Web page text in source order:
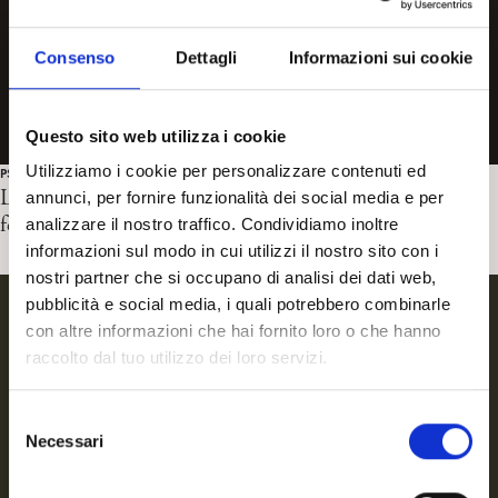
Consenso Dettagli Informazioni sui cookie
Questo sito web utilizza i cookie
Utilizziamo i cookie per personalizzare contenuti ed
annunci, per fornire funzionalità dei social media e per
analizzare il nostro traffico. Condividiamo inoltre
informazioni sul modo in cui utilizzi il nostro sito con i
nostri partner che si occupano di analisi dei dati web,
pubblicità e social media, i quali potrebbero combinarle
con altre informazioni che hai fornito loro o che hanno
raccolto dal tuo utilizzo dei loro servizi.
Necessari
PSICOANALISI E CULTURA
L’omotransfobia ha la memoria corta. L’oblio come
fenomeno di complicità psichica. Anna Cordioli